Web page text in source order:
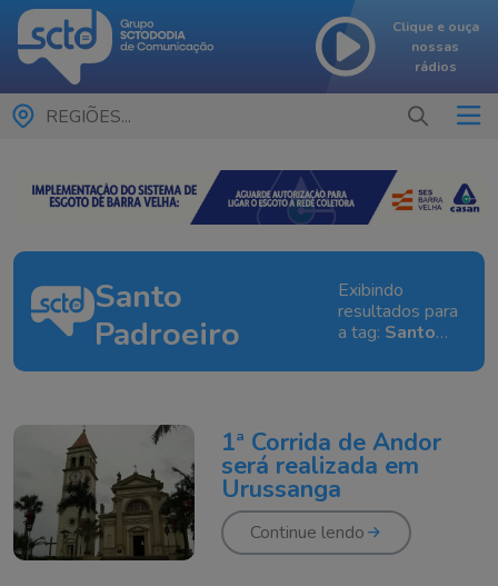
Clique e ouça
nossas
rádios
REGIÕES...
Santo
Padroeiro
Exibindo
resultados para
a tag: Santo
1ª Corrida de Andor
será realizada em
Urussanga
Continue lendo